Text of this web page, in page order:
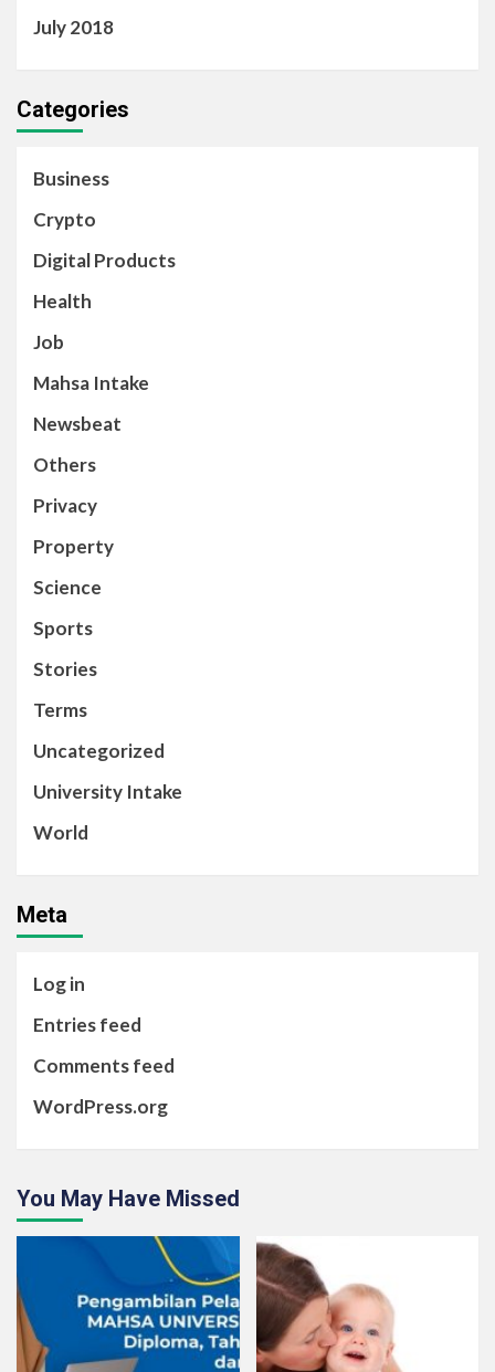
July 2018
Categories
Business
Crypto
Digital Products
Health
Job
Mahsa Intake
Newsbeat
Others
Privacy
Property
Science
Sports
Stories
Terms
Uncategorized
University Intake
World
Meta
Log in
Entries feed
Comments feed
WordPress.org
You May Have Missed